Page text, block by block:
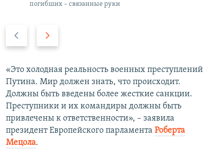
погибших – связанные руки
д
ы
д
у
щ
и
й
д
у
ю
щ
и
й
«Это холодная реальность военных преступлений
Путина. Мир должен знать, что происходит.
Должны быть введены более жесткие санкции.
Преступники и их командиры должны быть
привлечены к ответственности», – заявила
президент Европейского парламента Роберта
Мецола.